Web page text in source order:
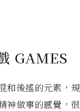
GAMES
和後搖的元素，規
神做事的感覺，很